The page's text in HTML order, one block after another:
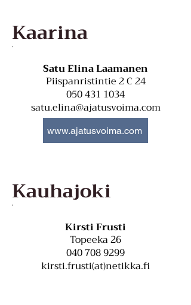
Kaarina
Satu Elina Laamanen
Piispanristintie 2 C 24
050 431 1034
satu.elina@ajatusvoima.com
www.ajatusvoima.com
Kauhajoki
Kirsti Frusti
Topeeka 26
040 708 9299
kirsti.frusti(at)netikka.fi